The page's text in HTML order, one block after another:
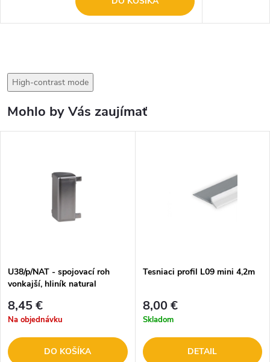
High-contrast mode
Mohlo by Vás zaujímať
U38/p/NAT - spojovací roh
vonkajší, hliník natural
8,45 €
Na objednávku
DO KOŠÍKA
Tesniaci profil L09 mini 4,2m
8,00 €
Skladom
DETAIL